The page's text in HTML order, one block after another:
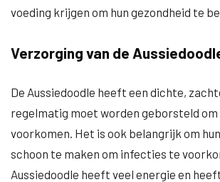
voeding krijgen om hun gezondheid te
Verzorging van de
De Aussiedoodle heeft een dichte,
regelmatig moet worden geborsteld
voorkomen. Het is ook belangrijk om
schoon te maken om infecties te
Aussiedoodle heeft veel energie en